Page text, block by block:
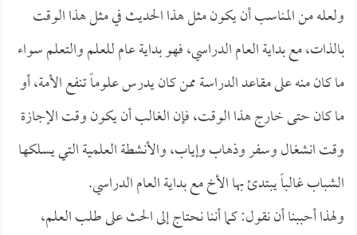
ولعله من المناسب أن يكون مثل هذا الحديث في مثل هذا الوقت
بالذات، مع بداية العام الدراسي، فهو بداية عام للعلم والتعلم سواء
ما كان منه على مقاعد الدراسة ممن كان يدرس علوماً تنفع الأمة، أو
ما كان حتى خارج هذا الوقت، فإن الغالب أن يكون وقت الإجازة
وقت انشغال وسفر وذهاب وإياب، والأنشطة العلمية التي يسلكها
الشباب غالباً يبتدئ بها الأخ مع بداية العام الدراسي.
ولهذا أحببنا أن نقول: كما أننا نحتاج إلى الحث على طلب العلم،